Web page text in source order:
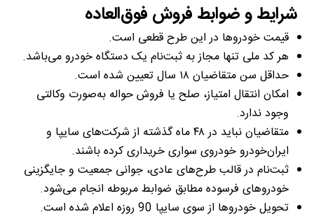
شرایط و ضوابط فروش فوق‌العاده
قیمت خودروها در این طرح قطعی است.
هر کد ملی تنها مجاز به ثبت‌نام یک دستگاه خودرو می‌باشد.
حداقل سن متقاضیان ۱۸ سال تعیین شده است.
امکان انتقال امتیاز، صلح یا فروش حواله به‌صورت وکالتی
وجود ندارد.
متقاضیان نباید در ۴۸ ماه گذشته از شرکت‌های سایپا و
ایران‌خودرو خودروی سواری خریداری کرده باشند.
ثبت‌نام در قالب طرح‌های عادی، جوانی جمعیت و جایگزینی
خودروهای فرسوده مطابق ضوابط مربوطه انجام می‌شود.
تحویل خودروها از سوی سایپا 90 روزه اعلام شده است.